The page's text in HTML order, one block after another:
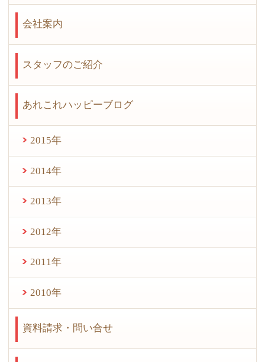
会社案内
スタッフのご紹介
あれこれハッピーブログ
2015年
2014年
2013年
2012年
2011年
2010年
資料請求・問い合せ